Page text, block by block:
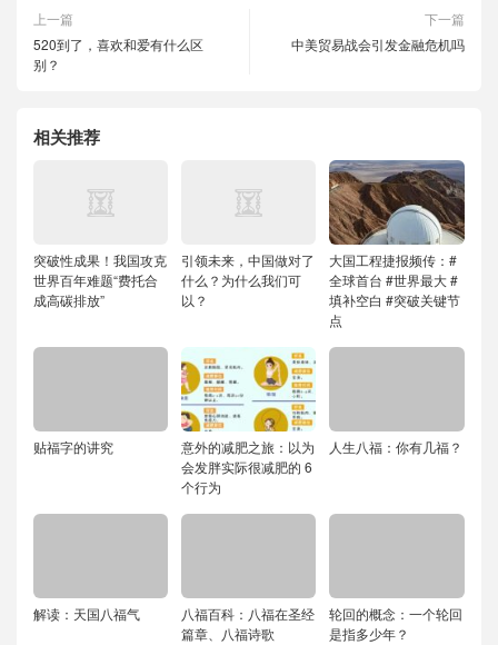
上一篇
520到了，喜欢和爱有什么区
别？
下一篇
中美贸易战会引发金融危机吗
相关推荐
突破性成果！我国攻克
世界百年难题“费托合
成高碳排放”
引领未来，中国做对了
什么？为什么我们可
以？
大国工程捷报频传：#
全球首台 #世界最大 #
填补空白 #突破关键节
点
贴福字的讲究
意外的减肥之旅：以为
会发胖实际很减肥的 6
个行为
人生八福：你有几福？
解读：天国八福气
八福百科：八福在圣经
篇章、八福诗歌
轮回的概念：一个轮回
是指多少年？